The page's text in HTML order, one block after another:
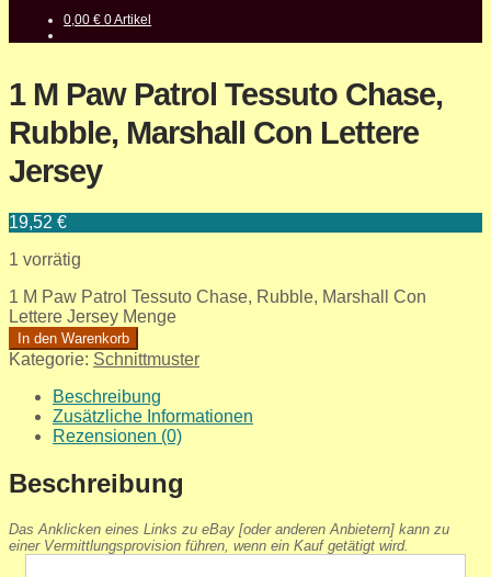
0,00€ 0 Artikel
1 M Paw Patrol Tessuto Chase,
Rubble, Marshall Con Lettere
Jersey
19,52 €
1 vorrätig
1 M Paw Patrol Tessuto Chase, Rubble, Marshall Con
Lettere Jersey Menge
In den Warenkorb
Kategorie: Schnittmuster
Beschreibung
Zusätzliche Informationen
Rezensionen (0)
Beschreibung
Das Anklicken eines Links zu eBay [oder anderen Anbietern] kann zu
einer Vermittlungsprovision führen, wenn ein Kauf getätigt wird.